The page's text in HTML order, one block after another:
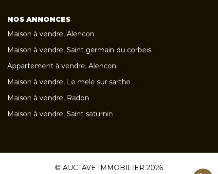
NOS ANNONCES
Maison à vendre, Alencon
Maison à vendre, Saint germain du corbeis
Appartement à vendre, Alencon
Maison à vendre, Le mele sur sarthe
Maison à vendre, Radon
Maison à vendre, Saint saturnin
© AUCTAVE IMMOBILIER 2026